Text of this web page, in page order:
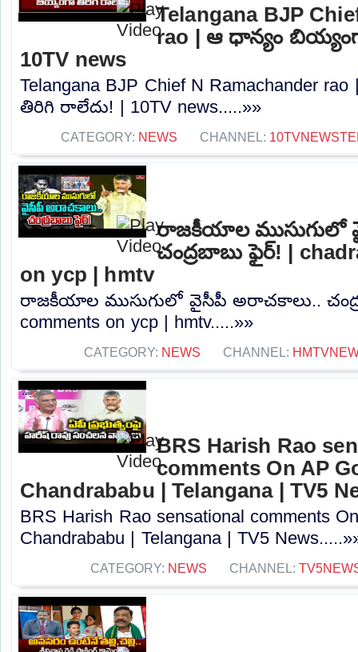
Telangana BJP
rao | ఆ ధాన్యం
10TV news
Telangana BJP Chief N Ramachander
తిరిగి రాలేదు! | 10TV news.....»»
CATEGORY: NEWS CHANNEL:
రాజకీయాల ముసుగులో
చంద్రబాబు ఫైర్! |
on ycp | hmtv
రాజకీయాల ముసుగులో వైసీపీ అరాచకాలు..
comments on ycp | hmtv.....»»
CATEGORY: NEWS CHANNEL:
BRS Harish Rao
comments On AP
Chandrababu | Telangana | TV5
BRS Harish Rao sensational comments
Chandrababu | Telangana | TV5
CATEGORY: NEWS CHANNEL: